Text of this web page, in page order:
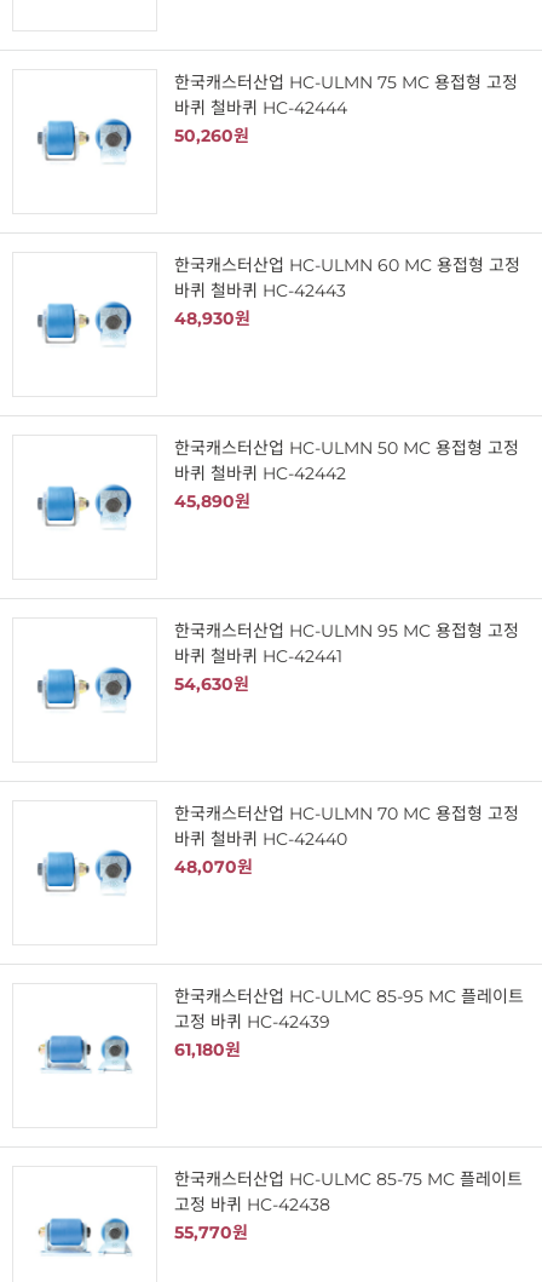
한국캐스터산업 HC-ULMN 75 MC 용접형 고정
바퀴 철바퀴 HC-42444
50,260원
한국캐스터산업 HC-ULMN 60 MC 용접형 고정
바퀴 철바퀴 HC-42443
48,930원
한국캐스터산업 HC-ULMN 50 MC 용접형 고정
바퀴 철바퀴 HC-42442
45,890원
한국캐스터산업 HC-ULMN 95 MC 용접형 고정
바퀴 철바퀴 HC-42441
54,630원
한국캐스터산업 HC-ULMN 70 MC 용접형 고정
바퀴 철바퀴 HC-42440
48,070원
한국캐스터산업 HC-ULMC 85-95 MC 플레이트
고정 바퀴 HC-42439
61,180원
한국캐스터산업 HC-ULMC 85-75 MC 플레이트
고정 바퀴 HC-42438
55,770원